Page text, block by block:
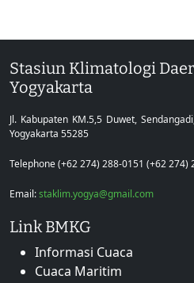
Stasiun Klimatologi
Yogyakarta
Jl. Kabupaten KM.5,5 Duwet,
Yogyakarta 55285
Telephone (+62 274) 288-0151 (+62 274)
Email:staklim.yogya@gmail.com
Link BMKG
Informasi Cuaca
Cuaca Maritim